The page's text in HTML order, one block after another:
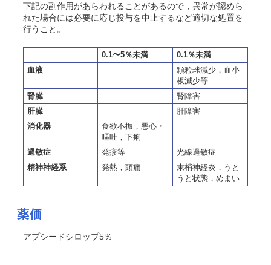
下記の副作用があらわれることがあるので，異常が認めら
れた場合には必要に応じ投与を中止するなど適切な処置を
行うこと。
0.1〜5％未満
0.1％未満
血液
顆粒球減少，血小
板減少等
腎臓
腎障害
肝臓
肝障害
消化器
食欲不振，悪心・
嘔吐，下痢
過敏症
発疹等
光線過敏症
精神神経系
発熱，頭痛
末梢神経炎，うと
うと状態，めまい
薬価
アプシードシロップ5％